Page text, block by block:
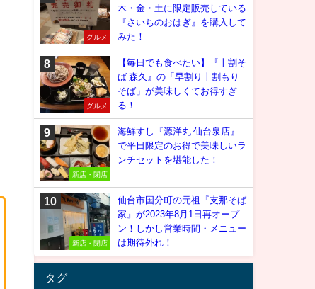
グルメ
木・金・土に限定販売している
『さいちのおはぎ』を購入して
みた！
グルメ
【毎日でも食べたい】『十割そ
ば 森久』の「早割り十割もり
そば」が美味しくてお得すぎ
る！
新店・閉店
海鮮すし『源洋丸 仙台泉店』
で平日限定のお得で美味しいラ
ンチセットを堪能した！
新店・閉店
仙台市国分町の元祖『支那そば
家』が2023年8月1日再オープ
ン！しかし営業時間・メニュー
は期待外れ！
タグ